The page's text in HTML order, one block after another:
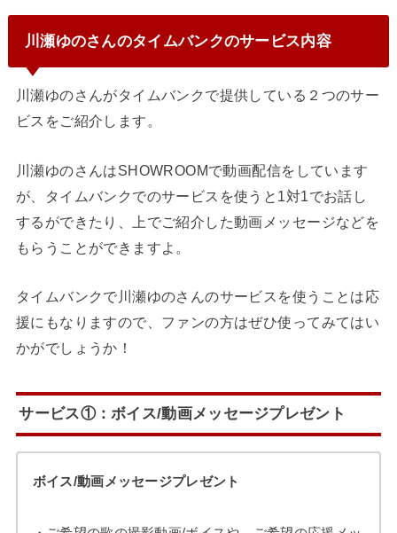
川瀬ゆのさんのタイムバンクのサービス内容
川瀬ゆのさんがタイムバンクで提供している２つのサー
ビスをご紹介します。
川瀬ゆのさんはSHOWROOMで動画配信をしています
が、タイムバンクでのサービスを使うと1対1でお話し
するができたり、上でご紹介した動画メッセージなどを
もらうことができますよ。
タイムバンクで川瀬ゆのさんのサービスを使うことは応
援にもなりますので、ファンの方はぜひ使ってみてはい
かがでしょうか！
サービス①：ボイス/動画メッセージプレゼント
ボイス/動画メッセージプレゼント